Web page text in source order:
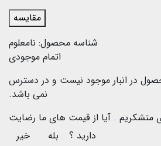
مقایسه
شناسه محصول: نامعلوم
اتمام موجودی
در انبار موجود نیست و در دسترس
نمی باشد.
متشکریم . آیا از قیمت های ما رضایت
دارید ؟
بله
خیر